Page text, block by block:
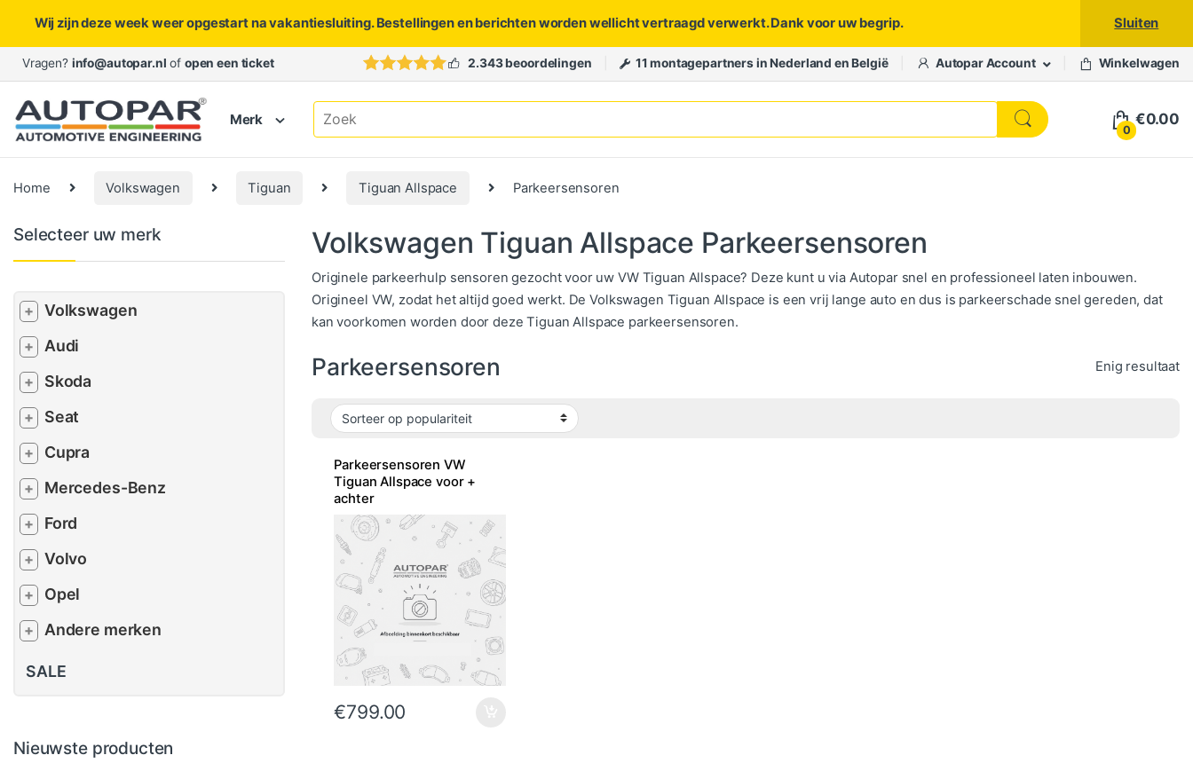
Wij zijn deze week weer opgestart na vakantiesluiting. Bestellingen en berichten worden wellicht vertraagd verwerkt. Dank voor uw begrip. Sluiten
Skip to navigation
Skip to content
Vragen? info@autopar.nl of open een ticket 2.343 beoordelingen 11 montagepartners in Nederland en België Autopar Account Winkelwagen
Merk
Search for:
0
€0.00
Home Volkswagen Tiguan Tiguan Allspace Parkeersensoren
Volkswagen Tiguan Allspace Parkeersensoren
Originele parkeerhulp sensoren gezocht voor uw VW Tiguan Allspace? Deze kunt u via Autopar snel en professioneel laten inbouwen.
Origineel VW, zodat het altijd goed werkt. De Volkswagen Tiguan Allspace is een vrij lange auto en dus is parkeerschade snel gereden, dat
kan voorkomen worden door deze Tiguan Allspace parkeersensoren.
Parkeersensoren Enig resultaat
Parkeersensoren VW
Tiguan Allspace voor +
achter
€799.00
Selecteer uw merk
+ Volkswagen
+ Audi
+ Skoda
+ Seat
+ Cupra
+ Mercedes-Benz
+ Ford
+ Volvo
+ Opel
+ Andere merken
SALE
Nieuwste producten